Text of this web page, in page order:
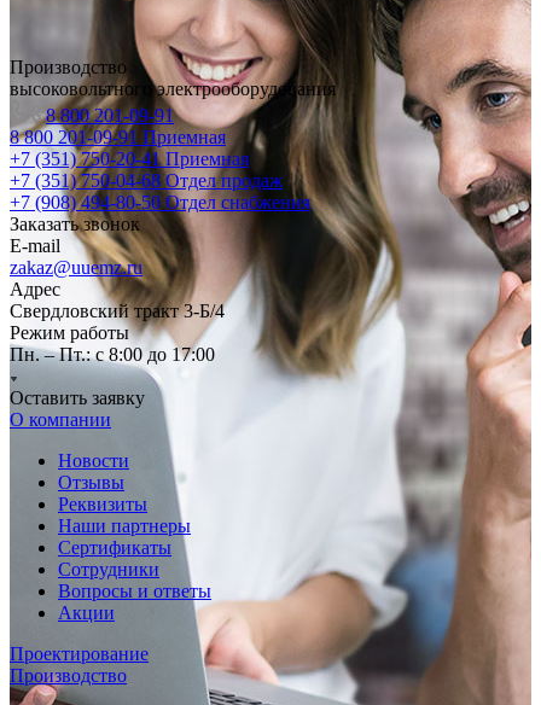
Производство
высоковольтного электрооборудования
8 800 201-09-91
8 800 201-09-91 Приемная
+7 (351) 750-20-41Приемная
+7 (351) 750-04-68 Отдел продаж
+7 (908) 494-80-50 Отдел снабжения
Заказать звонок
E-mail
zakaz@uuemz.ru
Адрес
Свердловский тракт 3-Б/4
Режим работы
Пн. – Пт.: с 8:00 до 17:00
Оставить заявку
О компании
Новости
Отзывы
Реквизиты
Наши партнеры
Сертификаты
Сотрудники
Вопросы и ответы
Акции
Проектирование
Производство